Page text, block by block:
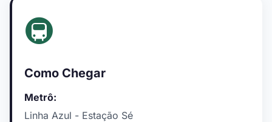
🚇
Como Chegar
Metrô:
Linha Azul - Estação Sé